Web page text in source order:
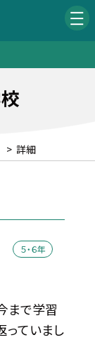
> 詳細
５・６年
まで学習
っていまし